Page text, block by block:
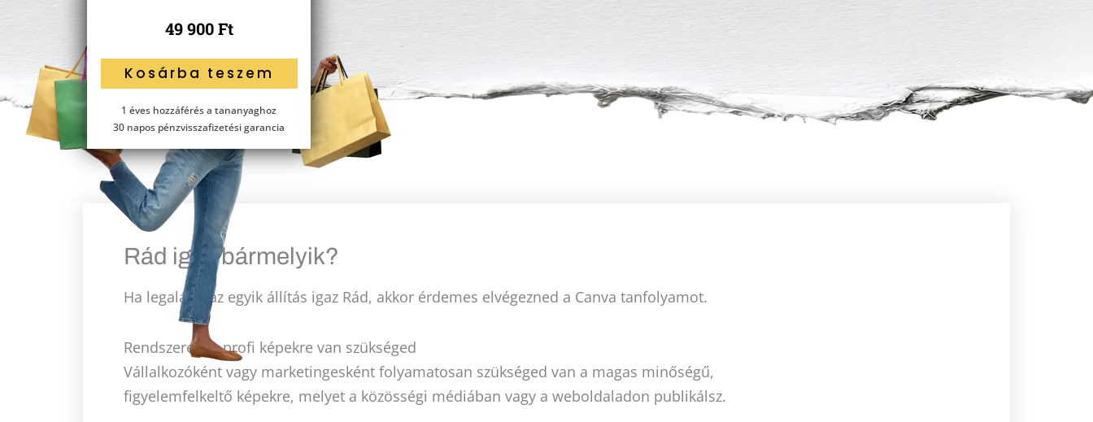
49 900Ft
Canva
mester
mennyiség
Kosárba teszem
1 éves hozzáférés a tananyaghoz
30 napos pénzvisszafizetési garancia
Rád igaz bármelyik?
Ha legalább az egyik állítás igaz Rád, akkor érdemes elvégezned a Canva tanfolyamot.
Rendszeresen profi képekre van szükséged
Vállalkozóként vagy marketingesként folyamatosan szükséged van a magas minőségű,
figyelemfelkeltő képekre, melyet a közösségi médiában vagy a weboldaladon publikálsz.